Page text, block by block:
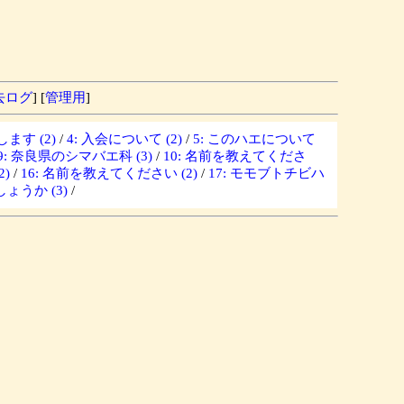
ログ] [管理用]
ます (2) / 4: 入会について (2) / 5: このハエについて
奈良県のシマバエ科 (3) / 10: 名前を教えてくださ
/ 16: 名前を教えてください (2) / 17: モモブトチビハ
ょうか (3) /